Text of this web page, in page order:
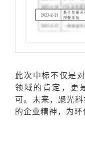
此次中标不仅是
领域的肯定，更
可。 未来，聚光
的企业精神，为环